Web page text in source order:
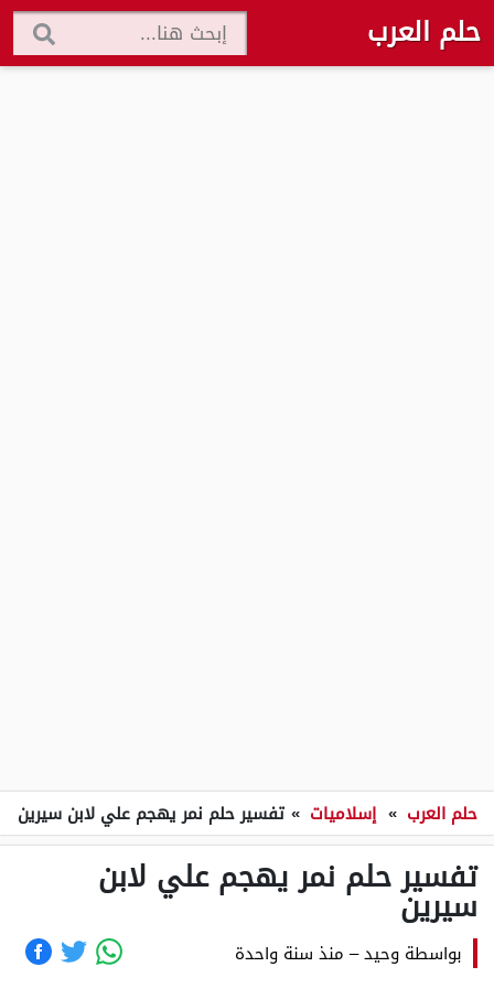
حلم العرب
حلم العرب » إسلاميات » تفسير حلم نمر يهجم علي لابن سيرين
تفسير حلم نمر يهجم علي لابن
سيرين
بواسطة وحيد– منذ سنة واحدة